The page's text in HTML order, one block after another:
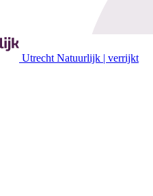
Utrecht Natuurlijk | verrijkt